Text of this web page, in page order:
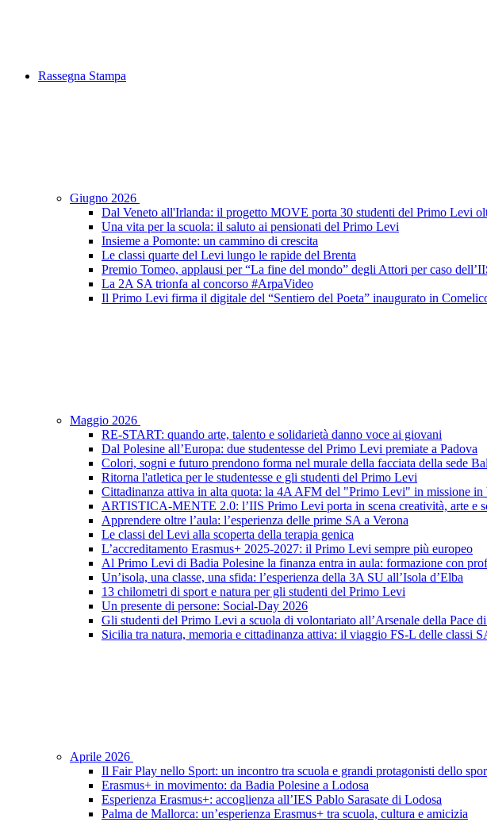
Rassegna Stampa
Giugno 2026
Dal Veneto all'Irlanda: il progetto MOVE porta 30 studenti del Primo Levi
Una vita per la scuola: il saluto ai pensionati del Primo Levi
Insieme a Pomonte: un cammino di crescita
Le classi quarte del Levi lungo le rapide del Brenta
Premio Tomeo, applausi per “La fine del mondo” degli Attori per caso
La 2A SA trionfa al concorso #ArpaVideo
Il Primo Levi firma il digitale del “Sentiero del Poeta” inaugurato in
Maggio 2026
RE-START: quando arte, talento e solidarietà danno voce ai giovani
Dal Polesine all’Europa: due studentesse del Primo Levi premiate a Padova
Colori, sogni e futuro prendono forma nel murale della facciata della sede
Ritorna l'atletica per le studentesse e gli studenti del Primo Levi
Cittadinanza attiva in alta quota: la 4A AFM del "Primo Levi" in missione in
ARTISTICA-MENTE 2.0: l’IIS Primo Levi porta in scena creatività, arte e
Apprendere oltre l’aula: l’esperienza delle prime SA a Verona
Le classi del Levi alla scoperta della terapia genica
L’accreditamento Erasmus+ 2025-2027: il Primo Levi sempre più europeo
Al Primo Levi di Badia Polesine la finanza entra in aula: formazione con
Un’isola, una classe, una sfida: l’esperienza della 3A SU all’Isola d’Elba
13 chilometri di sport e natura per gli studenti del Primo Levi
Un presente di persone: Social-Day 2026
Gli studenti del Primo Levi a scuola di volontariato all’Arsenale della Pace
Sicilia tra natura, memoria e cittadinanza attiva: il viaggio FS-L delle classi
Aprile 2026
Il Fair Play nello Sport: un incontro tra scuola e grandi protagonisti dello
Erasmus+ in movimento: da Badia Polesine a Lodosa
Esperienza Erasmus+: accoglienza all’IES Pablo Sarasate di Lodosa
Palma de Mallorca: un’esperienza Erasmus+ tra scuola, cultura e amicizia